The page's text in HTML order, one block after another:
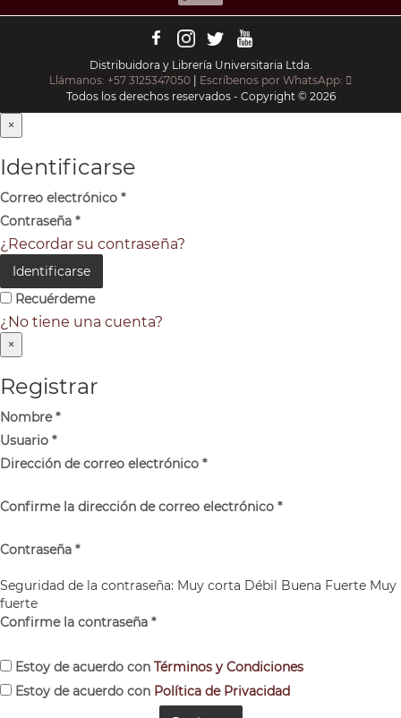
Distribuidora y Librería Universitaria Ltda.
Llámanos: +57 3125347050
Escríbenos por WhatsApp:
Todos los derechos reservados - Copyright © 2026
×
Identificarse
Correo electrónico *
Contraseña *
¿Recordar su contraseña?
Identificarse
Recuérdeme
¿No tiene una cuenta?
×
Registrar
Nombre*
Usuario *
Dirección de correo electrónico *
Confirme la dirección de correo electrónico *
Contraseña *
Seguridad de la contraseña: Muy corta Débil Buena Fuerte Muy
fuerte
Confirme la contraseña *
Estoy de acuerdo con Términos y Condiciones
Estoy de acuerdo con Política de Privacidad